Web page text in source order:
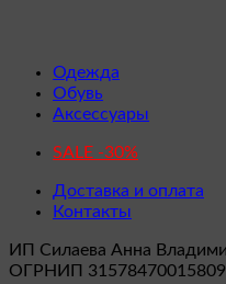
Одежда
Обувь
Аксессуары
SALE -30%
Доставка и оплата
Контакты
ИП Силаева Анна
ОГРНИП